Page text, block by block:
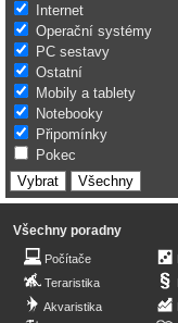
Internet
Operační systémy
PC sestavy
Ostatní
Mobily a tablety
Notebooky
Připomínky
Pokec
Všechny poradny
Počítače
Teraristika
Akvaristika